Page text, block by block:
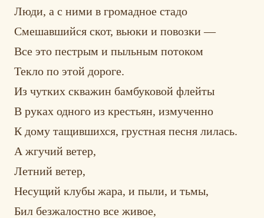
Люди, а с ними в громадное стадо
Смешавшийся скот, вьюки и повозки —
Все это пестрым и пыльным потоком
Текло по этой дороге.
Из чутких скважин бамбуковой флейты
В руках одного из крестьян, измученно
К дому тащившихся, грустная песня лилась.
А жгучий ветер,
Летний ветер,
Несущий клубы жара, и пыли, и тьмы,
Бил безжалостно все живое,